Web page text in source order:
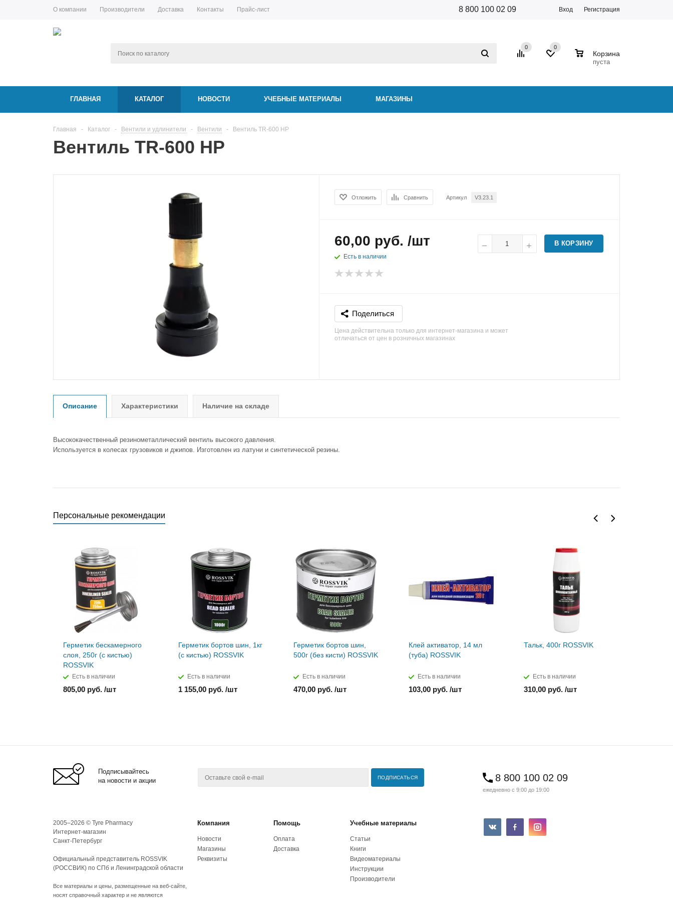
О компании Производители Доставка Контакты Прайс-лист 8 800 100 02 09 Вход Регистрация
0 0
Корзина
пуста
ГЛАВНАЯ КАТАЛОГ НОВОСТИ УЧЕБНЫЕ МАТЕРИАЛЫ МАГАЗИНЫ
Главная - Каталог - Вентили и удлинители - Вентили - Вентиль TR-600 HP
Вентиль TR-600 HP
Отложить Сравнить Артикул V3.23.1
60,00 руб. /шт
Есть в наличии
В КОРЗИНУ
Поделиться
Цена действительна только для интернет-магазина и может
отличаться от цен в розничных магазинах
Описание Характеристики Наличие на складе
Высококачественный резинометаллический вентиль высокого давления.
Используется в колесах грузовиков и джипов. Изготовлен из латуни и синтетической резины.
Персональные рекомендации
Герметик бескамерного
слоя, 250г (с кистью)
ROSSVIK
Есть в наличии
805,00 руб. /шт
Герметик бортов шин, 1кг
(с кистью) ROSSVIK
Есть в наличии
1 155,00 руб. /шт
Герметик бортов шин,
500г (без кисти) ROSSVIK
Есть в наличии
470,00 руб. /шт
Клей активатор, 14 мл
(туба) ROSSVIK
Есть в наличии
103,00 руб. /шт
Тальк, 400г ROSSVIK
Есть в наличии
310,00 руб. /шт
Подписывайтесь
на новости и акции
8 800 100 02 09
ежедневно с 9:00 до 19:00
2005–2026 © Tyre Pharmacy
Интернет-магазин
Санкт-Петербург
Официальный представитель ROSSVIK
(РОССВИК) по СПб и Ленинградской области
Все материалы и цены, размещенные на веб-сайте,
носят справочный характер и не являются
Компания Помощь Учебные материалы
Новости
Магазины
Реквизиты
Оплата
Доставка
Статьи
Книги
Видеоматериалы
Инструкции
Производители